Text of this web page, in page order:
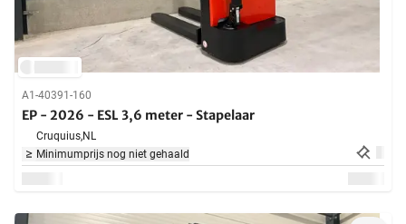
A1-40391-160
EP - 2026 - ESL 3,6 meter - Stapelaar
Cruquius,NL
Minimumprijs nog niet gehaald